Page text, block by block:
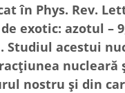
în Phys. Rev.
exotic: azotul –
Studiul acestui
nucleară
nostru și din